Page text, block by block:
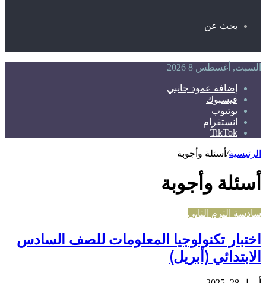
بحث عن
السبت, أغسطس 8 2026
إضافة عمود جانبي
فيسبوك
يوتيوب
انستقرام
TikTok
الرئيسية/ أسئلة وأجوبة
أسئلة وأجوبة
سادسة الترم الثاني
اختبار تكنولوجيا المعلومات للصف السادس
الابتدائي (أبريل)